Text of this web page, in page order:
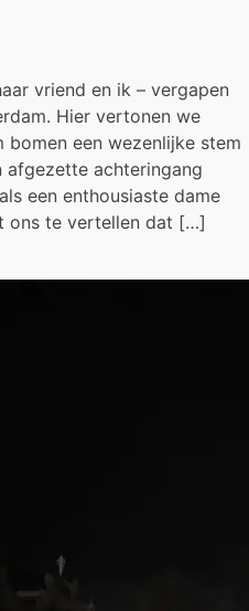
vriend en ik – vergapen
Hier vertonen we
een wezenlijke stem
afgezette achteringang
een enthousiaste dame
ons te vertellen dat […]